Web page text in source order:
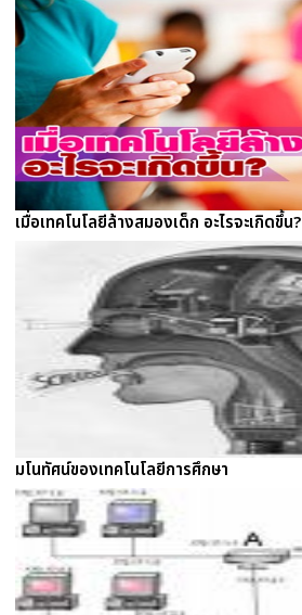
เมื่อเทคโนโลยีล้างสมองเด็ก อะไรจะเกิดขึ้น?
มโนทัศน์ของเทคโนโลยีการศึกษา